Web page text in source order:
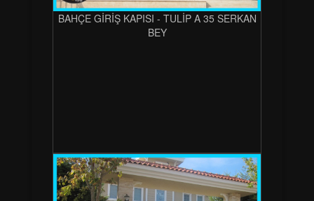
BAHÇE GİRİŞ KAPISI - TULİP A 35 SERKAN
BEY